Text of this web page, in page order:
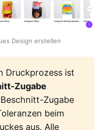
Design erstellen
Druckprozess ist
Zugabe
Zugabe
beim
aus. Alle